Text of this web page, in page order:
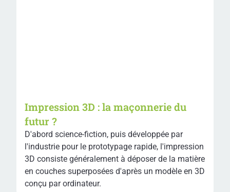
Impression 3D : la maçonnerie du
futur ?
D'abord science-fiction, puis développée par
l'industrie pour le prototypage rapide, l'impression
3D consiste généralement à déposer de la matière
en couches superposées d'après un modèle en 3D
conçu par ordinateur.